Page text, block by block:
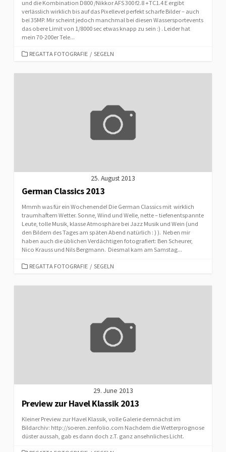
und die Kombination D800 /Nikkor AFS 300 f2.8 +TC1.4 E ergibt
verlässlich wirklich bis auf das Pixellevel perfekt scharfe Bilder – auch
bei 35MP. Mir scheint jedoch manchmal bei diesen Wassersportevents
das obere Limit von 1/8000 sec etwas knapp zu sein :) . Leider hat
mein 70-200er Tele...
CATEGORIES
REGATTA FOTOGRAFIE / SEGELN
25. August 2013
German Classics 2013
Mmmh was für ein Wochenende! Die German Classics mit wirklich
traumhaftem Wetter. Sonne, Wind und Welle, nette – tiefenentspannte
Leute, tolle Musik, klasse Atmosphäre bei Jazz Musik und Wein (und
den Bildern des Tages am späten Abend natürlich : ) ). Neben mir
haben auch die üblichen Verdächtigen fotografiert: Ben Scheurer,
Nico Krauss und Nils Bergmann. Diesmal kam am Samstag...
CATEGORIES
REGATTA FOTOGRAFIE / SEGELN
29. June 2013
Preview zur Havel Klassik 2013
Kleiner Preview zur Havel Klassik, volle Galerie demnächst im
Bildarchiv: http://soeren.zenfolio.com Nachdem die Wetterprognose
düster aussah, gab es dann doch z.T. ganz ansehnliches Licht.